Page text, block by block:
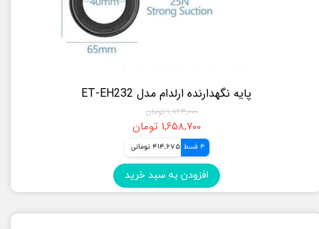
پایه نگهدارنده ارلدام مدل ET-EH232
۱,۸۴۳,۰۰۰ تومان
۱,۶۵۸,۷۰۰ تومان
4 قسط 414,675 تومانی
افزودن به سبد خرید